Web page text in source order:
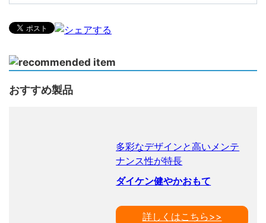
おすすめ製品
多彩なデザインと高いメンテ
ナンス性が特長
ダイケン健やかおもて
詳しくはこちら>>